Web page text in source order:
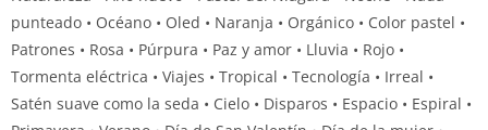
punteado • Océano • Oled • Naranja • Orgánico • Color pastel •
Patrones • Rosa • Púrpura • Paz y amor • Lluvia • Rojo •
Tormenta eléctrica • Viajes • Tropical • Tecnología • Irreal •
Satén suave como la seda • Cielo • Disparos • Espacio • Espiral •